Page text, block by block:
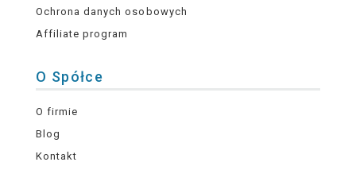
Ochrona danych osobowych
Affiliate program
O Spółce
O firmie
Blog
Kontakt